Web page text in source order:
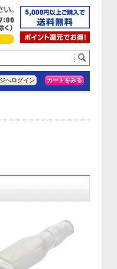
へログイン カートをみる